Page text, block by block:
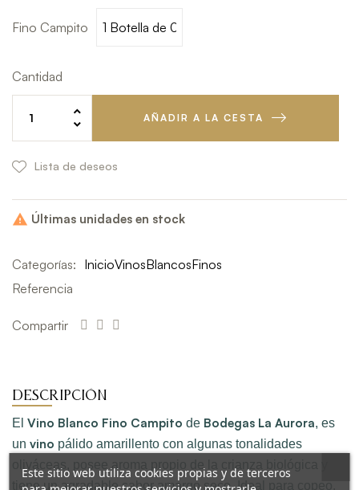
Fino Campito
Cantidad
AÑADIR A LA CESTA
Lista de deseos
 Últimas unidades en stock
Categorías: InicioVinosBlancosFinos
Referencia
Compartir
DESCRIPCIÓN
El Vino Blanco Fino Campito de Bodegas La Aurora, es
un vino pálido amarillento con algunas tonalidades
tiene un agradable sabor amargo seco. Ideal para copeo,
Este sitio web utiliza cookies propias y de terceros